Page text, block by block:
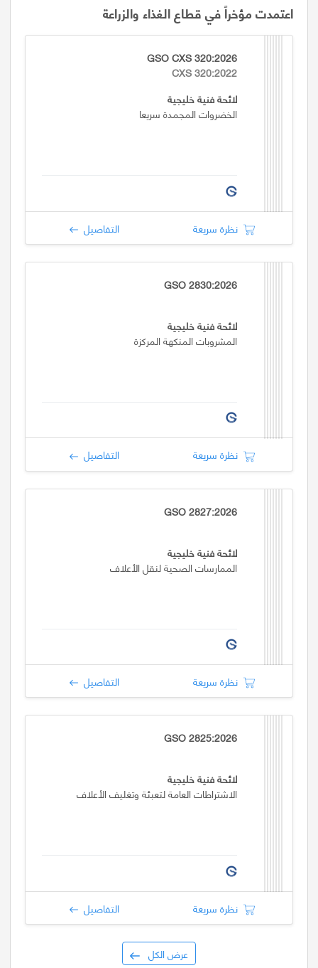
اعتمدت مؤخراً في قطاع الغذاء والزراعة
GSO CXS 320:2026
CXS 320:2022
لائحة فنية خليجية
الخضروات المجمدة سريعا
نظرة سريعة التفاصيل
GSO 2830:2026
لائحة فنية خليجية
المشروبات المنكهة المركزة
نظرة سريعة التفاصيل
GSO 2827:2026
لائحة فنية خليجية
الممارسات الصحية لنقل الأعلاف
نظرة سريعة التفاصيل
GSO 2825:2026
لائحة فنية خليجية
الاشتراطات العامة لتعبئة وتغليف الأعلاف
نظرة سريعة التفاصيل
عرض الكل